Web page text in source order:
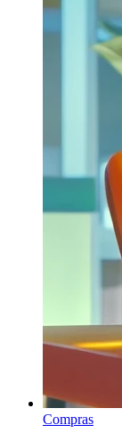
Compras